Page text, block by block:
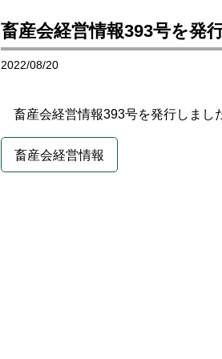
畜産会経営情報393号を発
2022/08/20
畜産会経営情報393号を発行しまし
畜産会経営情報